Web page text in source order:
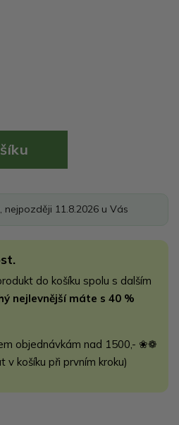
, nejpozději 11.8.2026 u Vás
do košíku spolu s dalším
nejlevnější máte s 40 %
objednávkám nad 1500,- ❀❁
v košíku při prvním kroku)